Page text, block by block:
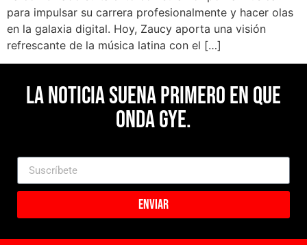
para impulsar su carrera profesionalmente y hacer olas
en la galaxia digital. Hoy, Zaucy aporta una visión
refrescante de la música latina con el […]
La noticia suena primero en Que
Onda Gye.
Enviar